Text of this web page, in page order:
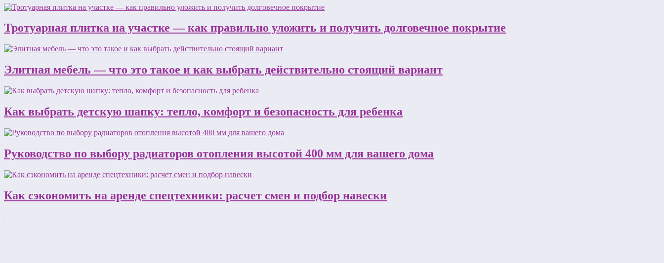
Тротуарная плитка на участке — как правильно уложить и получить долговечное покрытие
Элитная мебель — что это такое и как выбрать действительно стоящий вариант
Как выбрать детскую шапку: тепло, комфорт и безопасность для ребенка
Руководство по выбору радиаторов отопления высотой 400 мм для вашего дома
Как сэкономить на аренде спецтехники: расчет смен и подбор навески